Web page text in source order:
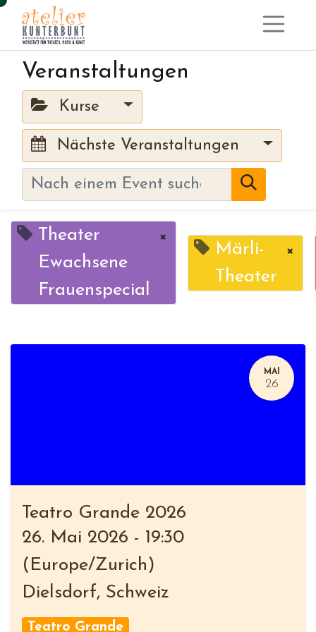
Veranstaltungen
Kurse
Nächste Veranstaltungen
Theater
Ewachsene
Frauenspecial
×
Märli-
Theater
×
MAI
26
Teatro Grande 2026
26. Mai 2026 - 19:30
( Europe/Zurich )
Dielsdorf, Schweiz
Teatro Grande